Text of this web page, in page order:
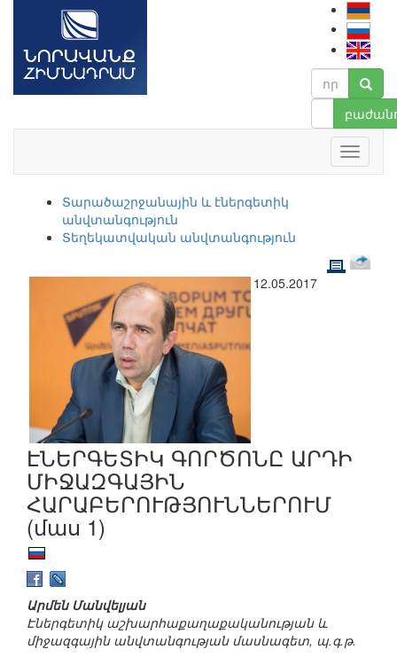
Տարածաշրջանային և էներգետիկ
անվտանգություն
Տեղեկատվական անվտանգություն
12.05.2017
ԷՆԵՐԳԵՏԻԿ ԳՈՐԾՈՆԸ ԱՐԴԻ
ՄԻՋԱԶԳԱՅԻՆ
ՀԱՐԱԲԵՐՈՒԹՅՈՒՆՆԵՐՈՒՄ
(մաս 1)
Արմեն Մանվելյան
Էներգետիկ աշխարհաքաղաքականության և
միջազգային անվտանգության մասնագետ, պ.գ.թ.